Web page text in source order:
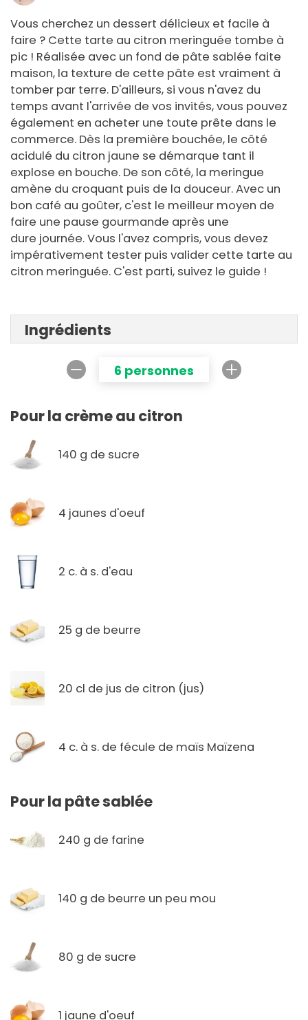
Vous cherchez un dessert délicieux et facile à
faire ? Cette tarte au citron meringuée tombe à
pic ! Réalisée avec un fond de pâte sablée faite
maison, la texture de cette pâte est vraiment à
tomber par terre. D'ailleurs, si vous n'avez du
temps avant l'arrivée de vos invités, vous pouvez
également en acheter une toute prête dans le
commerce. Dès la première bouchée, le côté
acidulé du citron jaune se démarque tant il
explose en bouche. De son côté, la meringue
amène du croquant puis de la douceur. Avec un
bon café au goûter, c'est le meilleur moyen de
faire une pause gourmande après une
dure journée. Vous l'avez compris, vous devez
impérativement tester puis valider cette tarte au
citron meringuée. C'est parti, suivez le guide !
Ingrédients
6 personnes
Pour la crème au citron
140 g de sucre
4 jaunes d'oeuf
2 c. à s. d'eau
25 g de beurre
20 cl de jus de citron (jus)
4 c. à s. de fécule de maïs Maïzena
Pour la pâte sablée
240 g de farine
140 g de beurre un peu mou
80 g de sucre
1 jaune d'oeuf